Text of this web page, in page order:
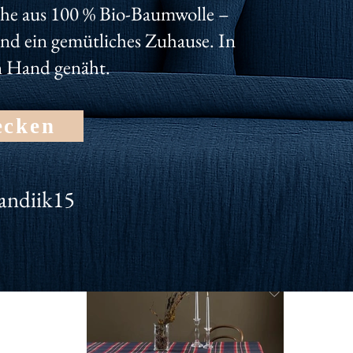
aus 100 % Bio-Baumwolle –
ein gemütliches Zuhause. In
genäht.
Newsletter und erhalte dauerhaft 10% für deinen